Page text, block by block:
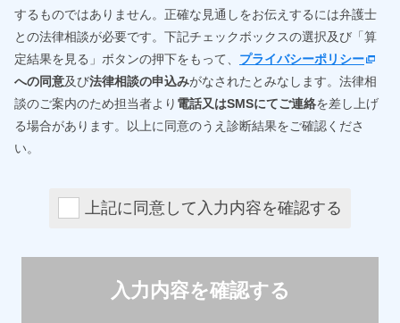
するものではありません。正確な見通しをお伝えするには弁護士
との法律相談が必要です。下記チェックボックスの選択及び「算
定結果を見る」ボタンの押下をもって、 プライバシーポリシー
への同意及び法律相談の申込みがなされたとみなします。法律相
談のご案内のため担当者より 電話又はSMSにてご連絡を差し上げ
る場合があります。以上に同意のうえ診断結果をご確認くださ
い。
上記に同意して入力内容を確認する
入力内容を確認する